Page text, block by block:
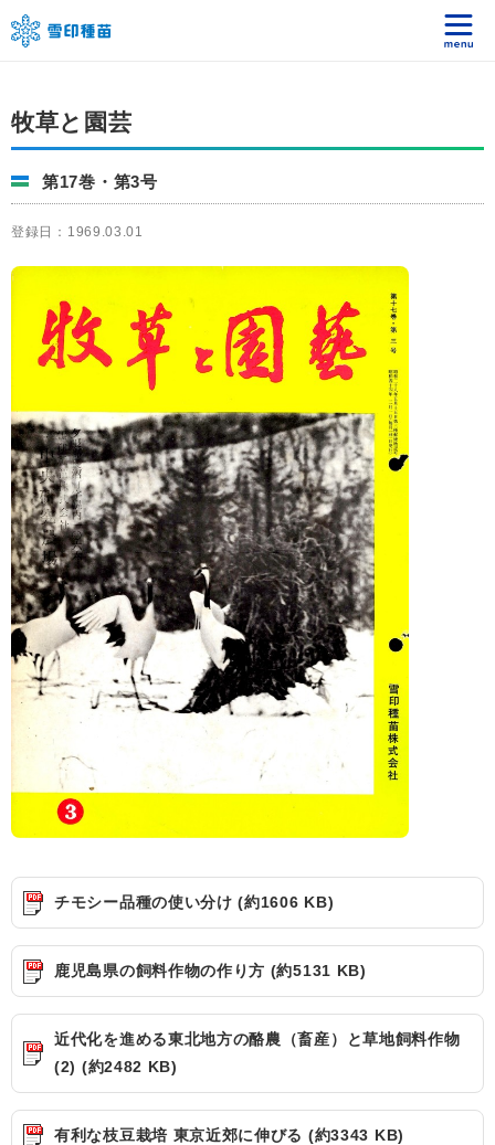
牧草と園芸
第17巻・第3号
登録日：1969.03.01
チモシー品種の使い分け (約1606 KB)
鹿児島県の飼料作物の作り方 (約5131 KB)
近代化を進める東北地方の酪農（畜産）と草地飼料作物
(2) (約2482 KB)
有利な枝豆栽培 東京近郊に伸びる (約3343 KB)